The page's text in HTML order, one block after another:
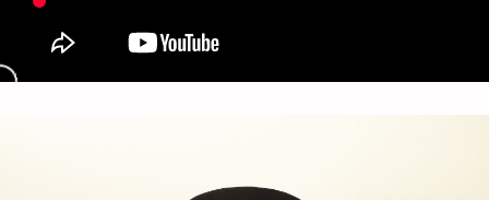
Я прочитал и подтверждаю, что ознакомлен с
Пользовательским соглашением
данных, а также даюСогласие на обработку